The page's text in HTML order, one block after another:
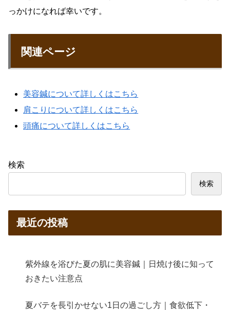
っかけになれば幸いです。
関連ページ
美容鍼について詳しくはこちら
肩こりについて詳しくはこちら
頭痛について詳しくはこちら
検索
検索
最近の投稿
紫外線を浴びた夏の肌に美容鍼｜日焼け後に知って
おきたい注意点
夏バテを長引かせない1日の過ごし方｜食欲低下・